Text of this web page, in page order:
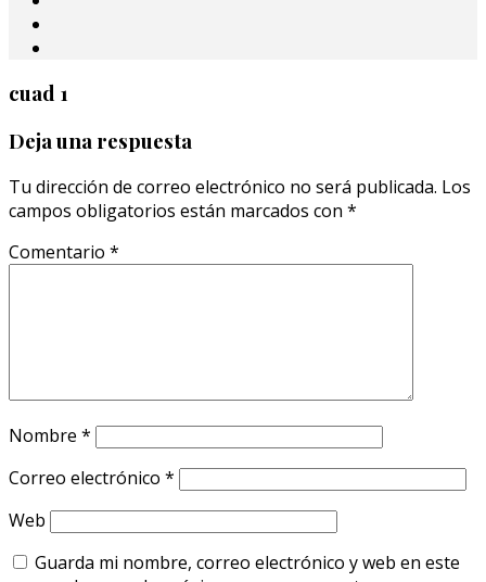
cuad 1
Deja una respuesta
Tu dirección de correo electrónico no será publicada. Los
campos obligatorios están marcados con *
Comentario *
Nombre *
Correo electrónico *
Web
Guarda mi nombre, correo electrónico y web en este